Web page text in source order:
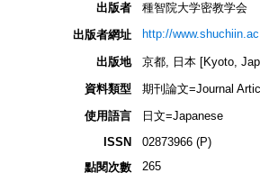
出版者
種智院大学密教学会
出版者網址
http://
出版地
京都, 日本 [Kyoto,
資料類型
期刊論文=Journal
使用語言
日文=Japanese
ISSN
02873966 (P)
點閱次數
265